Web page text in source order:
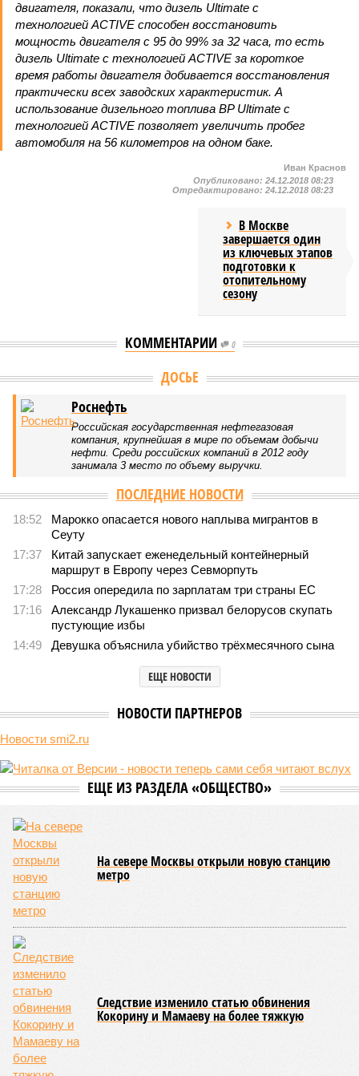
двигателя, показали, что дизель Ultimate с
технологией ACTIVE способен восстановить
мощность двигателя с 95 до 99% за 32 часа, то есть
дизель Ultimate с технологией ACTIVE за короткое
время работы двигателя добивается восстановления
практически всех заводских характеристик. А
использование дизельного топлива BP Ultimate с
технологией ACTIVE позволяет увеличить пробег
автомобиля на 56 километров на одном баке.
Иван Краснов
Опубликовано: 24.12.2018 08:23
Отредактировано: 24.12.2018 08:23
В Москве
завершается один
из ключевых этапов
подготовки к
отопительному
сезону
КОММЕНТАРИИ 0
Версия //Общество //Земля уже не раз показывала человечеству свой
крутой нрав – когда покажет снова?
Земля уже не раз показывала человечеству свой крутой
нрав – когда покажет снова?
Последние времена
Земля уже не раз показывала человечеству свой крутой нрав – когда
Природа постоянно вступает в противоречие с нами. Ведь пока
она стремится всё на планете держать в балансе, человечество
не особенно церемонится с окружающей средой. Самые
массовые катастрофы в прошлом – какими они были? Какие
ждут нас со дня на день и чем грозят?
РассказСтивена Кинга, в котором описывались
последствия очередного апокалипсиса, искусственно
вызванного группой биологов, называется «Конец всей
этой мерзости». В реальной жизни участия пытливых
исследователей в организации конца света может не
понадобиться: природа сама разберётся, как и где
уменьшить масштабы человеческой популяции.
(фото: en.wikipedia.org)
Да, наша любимая маленькая планета может быть
единственной, где в пределах Солнечной системы есть
эту жизнь уничтожить. Так уж вышло, что внутренние
процессы на планете включают в себя всевозможные
геологические, метеорологические и физические явления,
которые для человека довольно опасны. Или попросту
смертельны. И вот несколько тому примеров.
Все стихии сразу